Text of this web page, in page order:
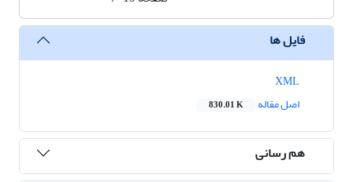
فایل ها
اصل مقاله
830.01 K
هم رسانی